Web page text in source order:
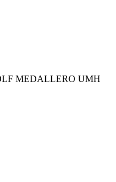
MEDALLERO UMH